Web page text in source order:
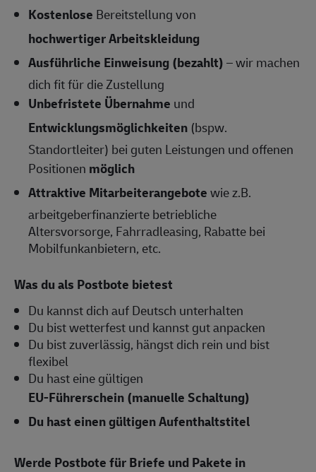
Kostenlose Bereitstellung von
hochwertiger Arbeitskleidung
Ausführliche Einweisung (bezahlt)– wir machen
dich fit für die Zustellung
Unbefristete Übernahme und
Entwicklungsmöglichkeiten (bspw.
Standortleiter) bei guten Leistungen und offenen
Positionen möglich
Attraktive Mitarbeiterangebotewie z.B.
arbeitgeberfinanzierte betriebliche
Altersvorsorge, Fahrradleasing, Rabatte bei
Mobilfunkanbietern, etc.
Was du als Postbote bietest
Du kannst dich auf Deutsch unterhalten
Du bist wetterfest und kannst gut anpacken
Du bist zuverlässig, hängst dich rein und bist
flexibel
Du hast eine gültigen
EU-Führerschein (manuelle Schaltung)
Du hast einen gültigen Aufenthaltstitel
Werde Postbote für Briefe und Pakete in